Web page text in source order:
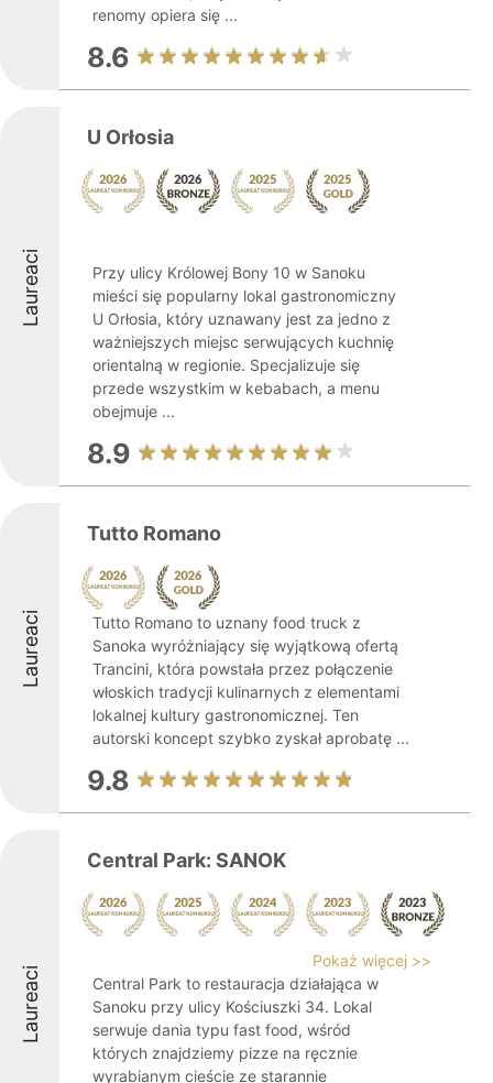
renomy opiera się ...
8.6
Laureaci
U Orłosia
Przy ulicy Królowej Bony 10 w Sanoku
mieści się popularny lokal gastronomiczny
U Orłosia, który uznawany jest za jedno z
ważniejszych miejsc serwujących kuchnię
orientalną w regionie. Specjalizuje się
przede wszystkim w kebabach, a menu
obejmuje ...
8.9
Laureaci
Tutto Romano
Tutto Romano to uznany food truck z
Sanoka wyróżniający się wyjątkową ofertą
Trancini, która powstała przez połączenie
włoskich tradycji kulinarnych z elementami
lokalnej kultury gastronomicznej. Ten
autorski koncept szybko zyskał aprobatę ...
9.8
Laureaci
Central Park: SANOK
Pokaż więcej >>
Central Park to restauracja działająca w
Sanoku przy ulicy Kościuszki 34. Lokal
serwuje dania typu fast food, wśród
których znajdziemy pizze na ręcznie
wyrabianym cieście ze starannie